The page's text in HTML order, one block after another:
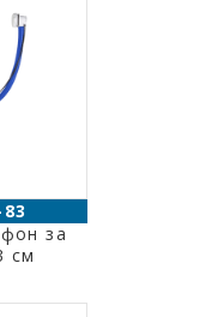
за
см